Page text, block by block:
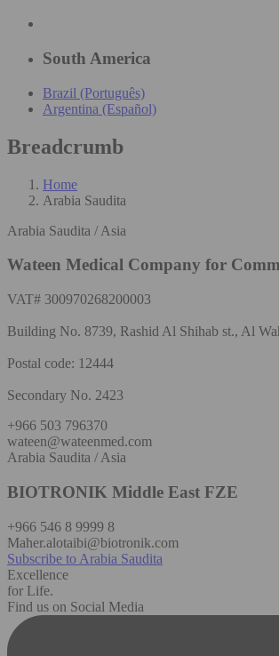
South America
Brazil (Português)
Argentina (Español)
Breadcrumb
Home
Arabia Saudita
Arabia Saudita / Asia
Wateen Medical Company for
VAT# 300970268200003
Building No. 8739, Rashid Al Shihab st., Al
Postal code: 12444
Secondary No. 2423
+966 503 796370
wateen@wateenmed.com
Arabia Saudita / Asia
BIOTRONIK Middle East FZE
+966 546 8 9999 8
Maher.alotaibi@biotronik.com
Subscribe to Arabia Saudita
Excellence
for Life.
Find us on Social Media